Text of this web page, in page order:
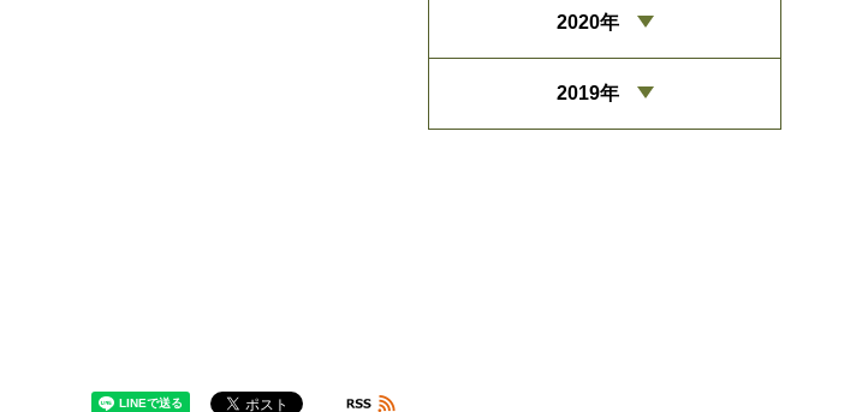
2020年
2019年